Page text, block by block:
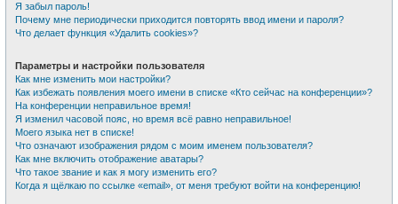
Я забыл пароль!
Почему мне периодически приходится повторять ввод имени и пароля?
Что делает функция «Удалить cookies»?
Параметры и настройки пользователя
Как мне изменить мои настройки?
Как избежать появления моего имени в списке «Кто сейчас на конференции»?
На конференции неправильное время!
Я изменил часовой пояс, но время всё равно неправильное!
Моего языка нет в списке!
Что означают изображения рядом с моим именем пользователя?
Как мне включить отображение аватары?
Что такое звание и как я могу изменить его?
Когда я щёлкаю по ссылке «email», от меня требуют войти на конференцию!